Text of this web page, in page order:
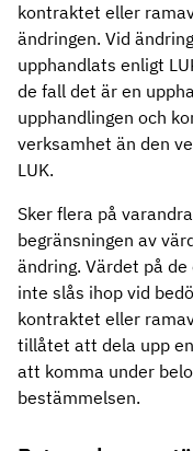
kontraktet eller
ändringen. Vid
upphandlats enligt
de fall det är en
upphandlingen och
verksamhet än den
LUK.
Sker flera på
begränsningen av
ändring. Värdet på
inte slås ihop vid
kontraktet eller
tillåtet att dela upp
att komma under
bestämmelsen.